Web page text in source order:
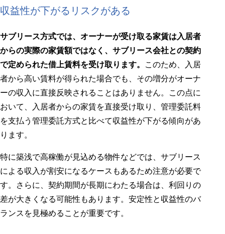
収益性が下がるリスクがある
サブリース方式では、オーナーが受け取る家賃は 入居者
からの実際の家賃額ではなく、サブリース会社との契約
で定められた借上賃料を受け取ります。
このため、入居
者から高い賃料が得られた場合でも、その増分がオーナ
ーの収入に直接反映されることはありません。この点に
おいて、入居者からの家賃を直接受け取り、管理委託料
を支払う管理委託方式と比べて収益性が下がる傾向があ
ります。
特に築浅で高稼働が見込める物件などでは、サブリース
による収入が割安になるケースもあるため注意が必要で
す。さらに、契約期間が長期にわたる場合は、利回りの
差が大きくなる可能性もあります。安定性と収益性のバ
ランスを見極めることが重要です。